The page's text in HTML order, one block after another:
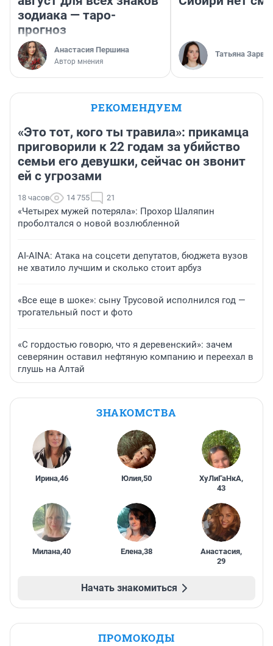
зодиака — таро-
прогноз
Анастасия Першина
Автор мнения
Татьяна Зарва
РЕКОМЕНДУЕМ
«Это тот, кого ты травила»: прикамца
приговорили к 22 годам за убийство
семьи его девушки, сейчас он звонит
ей с угрозами
18 часов 14 755 21
«Четырех мужей потеряла»: Прохор Шаляпин
проболтался о новой возлюбленной
AI-AINA: Атака на соцсети депутатов, бюджета вузов
не хватило лучшим и сколько стоит арбуз
«Все еще в шоке»: сыну Трусовой исполнился год —
трогательный пост и фото
«С гордостью говорю, что я деревенский»: зачем
северянин оставил нефтяную компанию и переехал в
глушь на Алтай
ЗНАКОМСТВА
Ирина,46 Юлия,50 ХуЛиГаНкА,
43
Милана,40 Елена,38 Анастасия,
29
Начать знакомиться
ПРОМОКОДЫ